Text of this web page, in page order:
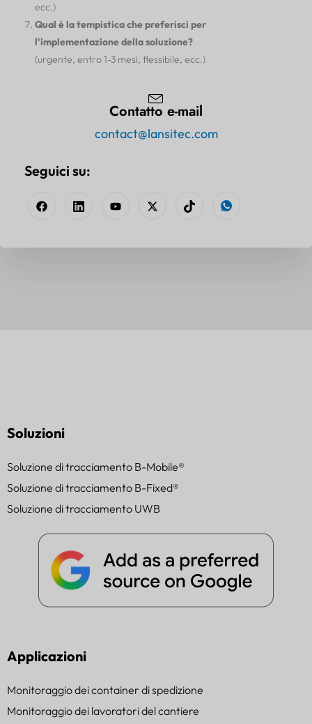
ecc.)
Qual è la tempistica che preferisci per
l'implementazione della soluzione?
(urgente, entro 1-3 mesi, flessibile, ecc.)
Contatto e-mail
contact@lansitec.com
Seguici su:
Soluzioni
Soluzione di tracciamento B-Mobile®
Soluzione di tracciamento B-Fixed®
Soluzione di tracciamento UWB
Applicazioni
Monitoraggio dei container di spedizione
Monitoraggio dei lavoratori del cantiere